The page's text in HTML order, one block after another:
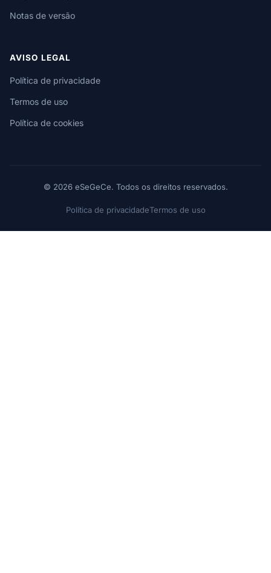
Notas de versão
AVISO LEGAL
Política de privacidade
Termos de uso
Política de cookies
© 2026 eSeGeCe. Todos os direitos reservados.
Política de privacidadeTermos de uso